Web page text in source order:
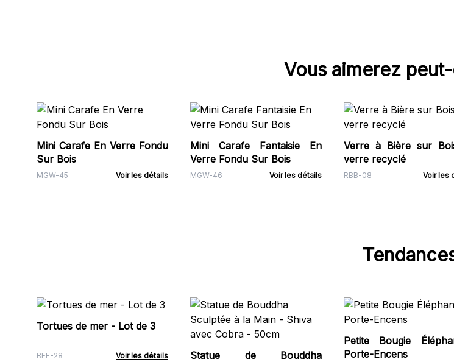
Vous aimerez
Mini Carafe En Verre Fondu
Sur Bois
MGW-45 Voir les détails
Mini Carafe Fantaisie En
Verre Fondu Sur Bois
MGW-46 Voir les détails
Verre à Bière sur
verre recyclé
RBB-08 Voir les
Tortues de mer - Lot de 3
BFF-28 Voir les détails
Statue de Bouddha
Petite Bougie
Porte-Encens